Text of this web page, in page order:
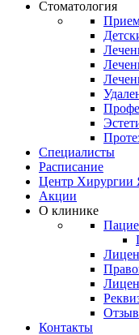
Стоматология
Прием
Специалисты
Расписание
Центр Хирургии
Акции
О клинике
Контакты